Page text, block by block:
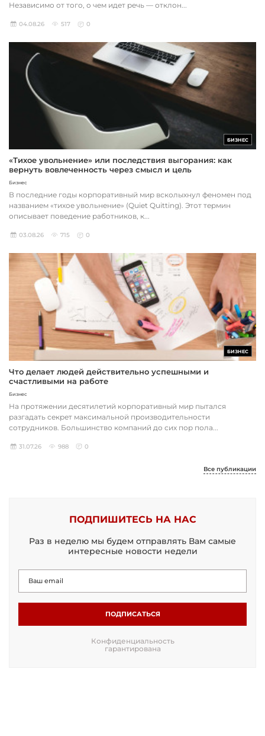
Независимо от того, о чем идет речь — отклон...
04.08.26 517 0
БИЗНЕС
«Тихое увольнение» или последствия выгорания: как
вернуть вовлеченность через смысл и цель
Бизнес
В последние годы корпоративный мир всколыхнул феномен под
названием «тихое увольнение» (Quiet Quitting). Этот термин
описывает поведение работников, к...
03.08.26 715 0
БИЗНЕС
Что делает людей действительно успешными и
счастливыми на работе
Бизнес
На протяжении десятилетий корпоративный мир пытался
разгадать секрет максимальной производительности
сотрудников. Большинство компаний до сих пор пола...
31.07.26 988 0
Все публикации
ПОДПИШИТЕСЬ НА НАС
Раз в неделю мы будем отправлять Вам самые
интересные новости недели
ПОДПИСАТЬСЯ
Конфиденциальность
гарантирована